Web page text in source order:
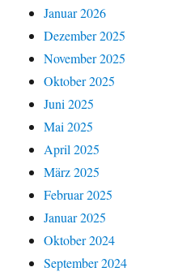
Januar 2026
Dezember 2025
November 2025
Oktober 2025
Juni 2025
Mai 2025
April 2025
März 2025
Februar 2025
Januar 2025
Oktober 2024
September 2024